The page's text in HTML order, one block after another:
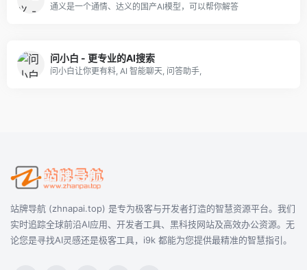
通义是一个通情、达义的国产AI模型，可以帮你解答
问小白 - 更专业的AI搜索
问小白让你更有料, AI 智能聊天, 问答助手,
站牌导航 (zhnapai.top) 是专为极客与开发者打造的智慧资源平台。我们
实时追踪全球前沿AI应用、开发者工具、黑科技网站及高效办公资源。无
论您是寻找AI灵感还是极客工具，i9k 都能为您提供最精准的智慧指引。